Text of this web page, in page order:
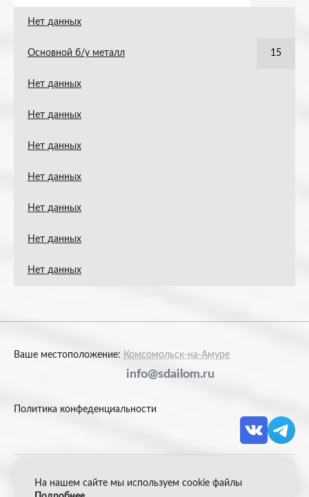
Нет данных
Основной б/у металл 15
Нет данных
Нет данных
Нет данных
Нет данных
Нет данных
Нет данных
Нет данных
Ваше местоположение: Комсомольск-на-Амуре
info@sdailom.ru
Политика конфеденциальности
На нашем сайте мы используем cookie файлы